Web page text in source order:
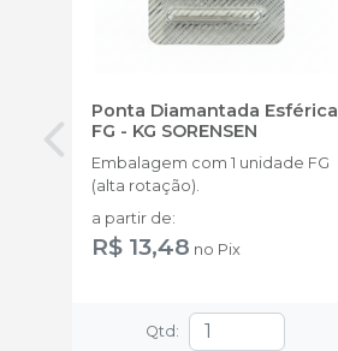
Ponta Diamantada Esférica
FG - KG SORENSEN
Embalagem com 1 unidade FG
(alta rotação).
a partir de:
R$ 13,48 no Pix
Qtd :